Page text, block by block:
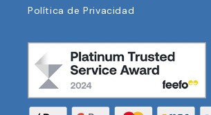
Política de Privacidad